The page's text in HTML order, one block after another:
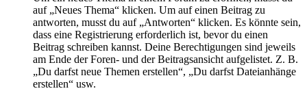
auf „Neues Thema“ klicken. Um auf einen Beitrag zu
antworten, musst du auf „Antworten“ klicken. Es könnte sein,
dass eine Registrierung erforderlich ist, bevor du einen
Beitrag schreiben kannst. Deine Berechtigungen sind jeweils
am Ende der Foren- und der Beitragsansicht aufgelistet. Z. B.
„Du darfst neue Themen erstellen“, „Du darfst Dateianhänge
erstellen“ usw.